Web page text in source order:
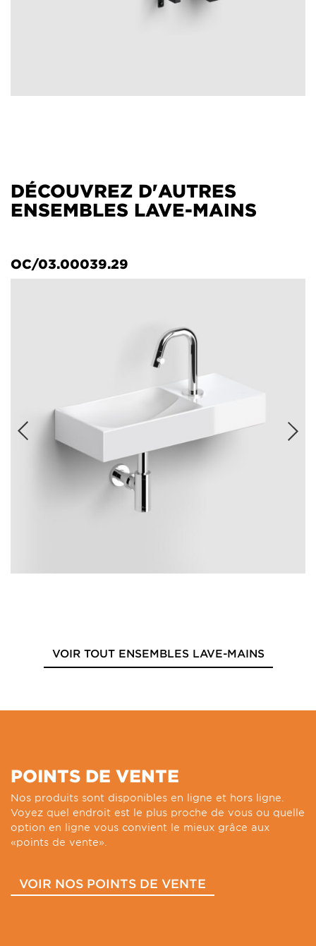
DÉCOUVREZ D'AUTRES
ENSEMBLES LAVE-MAINS
OC/03.00039.29
VOIR TOUT ENSEMBLES LAVE-MAINS
POINTS DE VENTE
Nos produits sont disponibles en ligne et hors ligne.
Voyez quel endroit est le plus proche de vous ou quelle
option en ligne vous convient le mieux grâce aux
«points de vente».
VOIR NOS POINTS DE VENTE